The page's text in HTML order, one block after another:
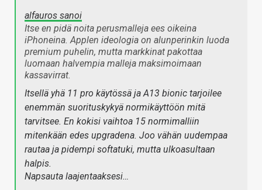
alfauros sanoi
Itse en pidä noita perusmalleja ees oikeina
iPhoneina. Applen ideologia on alunperinkin luoda
premium puhelin, mutta markkinat pakottaa
luomaan halvempia malleja maksimoimaan
kassavirrat.
Itsellä yhä 11 pro käytössä ja A13 bionic tarjoilee
enemmän suorituskykyä normikäyttöön mitä
tarvitsee. En kokisi vaihtoa 15 normimalliin
mitenkään edes upgradena. Joo vähän uudempaa
rautaa ja pidempi softatuki, mutta ulkoasultaan
halpis.
Napsauta laajentaaksesi…